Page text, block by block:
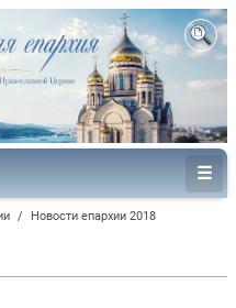
/ Новости епархии 2018